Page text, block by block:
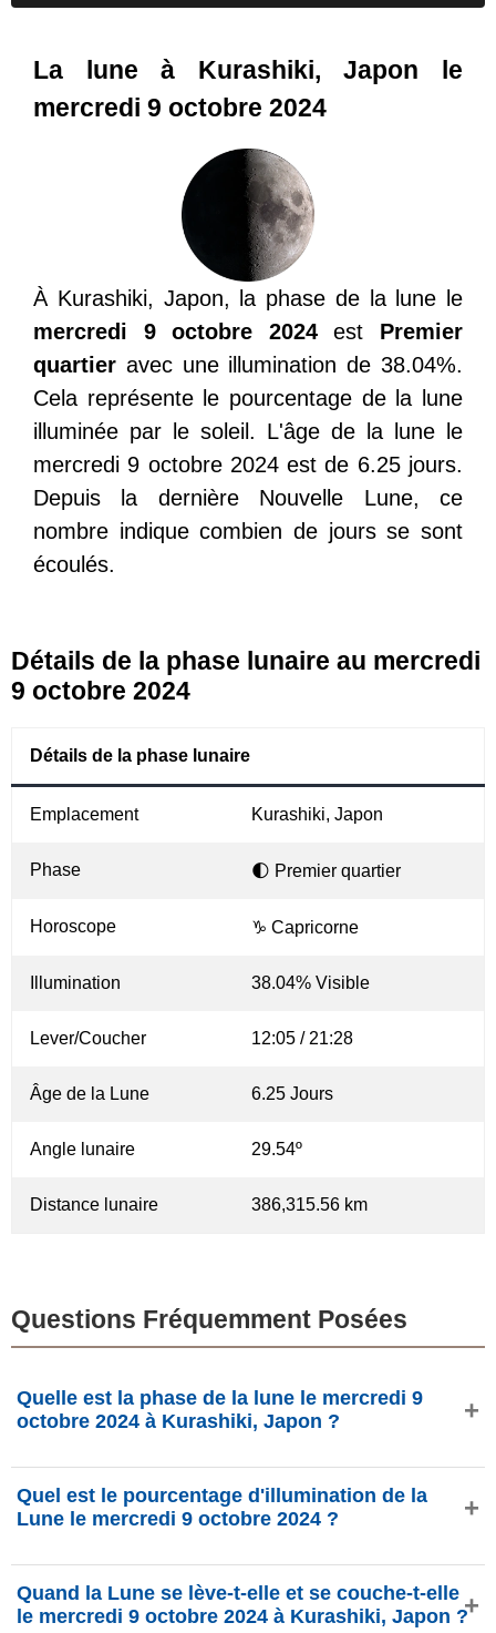
La lune à Kurashiki, Japon le
mercredi 9 octobre 2024
À Kurashiki, Japon, la phase de la lune le
mercredi 9 octobre 2024est Premier
quartier avec une illumination de 38.04%.
Cela représente le pourcentage de la lune
illuminée par le soleil. L'âge de la lune le
mercredi 9 octobre 2024 est de 6.25 jours.
Depuis la dernière Nouvelle Lune, ce
nombre indique combien de jours se sont
écoulés.
Détails de la phase lunaire au mercredi
9 octobre 2024
Détails de la phase lunaire
Emplacement Kurashiki, Japon
Phase 🌓 Premier quartier
Horoscope ♑ Capricorne
Illumination 38.04% Visible
Lever/Coucher 12:05 / 21:28
Âge de la Lune 6.25 Jours
Angle lunaire 29.54º
Distance lunaire 386,315.56 km
Questions Fréquemment Posées
Quelle est la phase de la lune le mercredi 9
octobre 2024 à Kurashiki, Japon ?
dans la phase Premier quartier avec 38.04% d'illumination,
elle a 6.25 jours et se situe dans la constellation Sagittaire
Quel est le pourcentage d'illumination de la
Lune le mercredi 9 octobre 2024 ?
38.04%, selon phasesmoon.com.
Quand la Lune se lève-t-elle et se couche-t-elle
le mercredi 9 octobre 2024 à Kurashiki, Japon ?